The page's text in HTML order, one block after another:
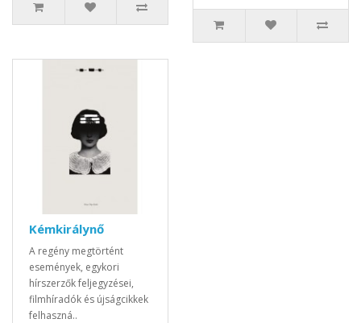
Kémkirálynő
A regény megtörtént
események, egykori
hírszerzők feljegyzései,
filmhíradók és újságcikkek
felhaszná..